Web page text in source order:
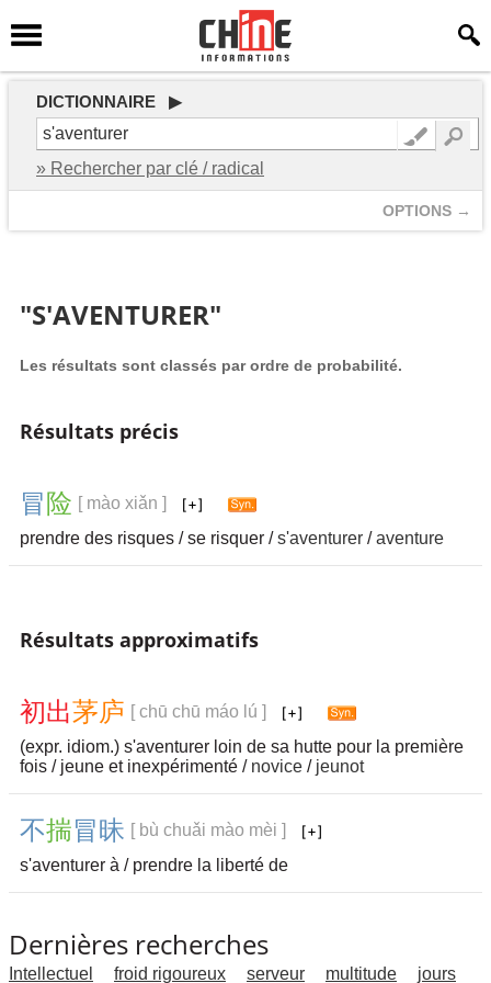
DICTIONNAIRE ▶
» Rechercher par clé / radical
OPTIONS →
"S'AVENTURER"
Les résultats sont classés par ordre de probabilité.
Résultats précis
冒 险 [ mào xiǎn ]
prendre des risques / se risquer /s'aventurer /aventure
Résultats approximatifs
初出茅庐 [ chū chū máo lú ]
(expr. idiom.) s'aventurer loin de sa hutte pour la première
fois / jeune et inexpérimenté / novice / jeunot
不揣冒昧 [ bù chuǎi mào mèi ]
s'aventurer à / prendre la liberté de
Dernières recherches
Intellectuel froid rigoureux serveur multitude jours